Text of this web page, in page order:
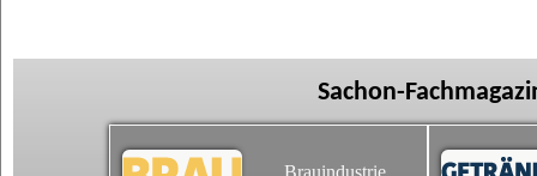
Sachon-
Brauindustrie